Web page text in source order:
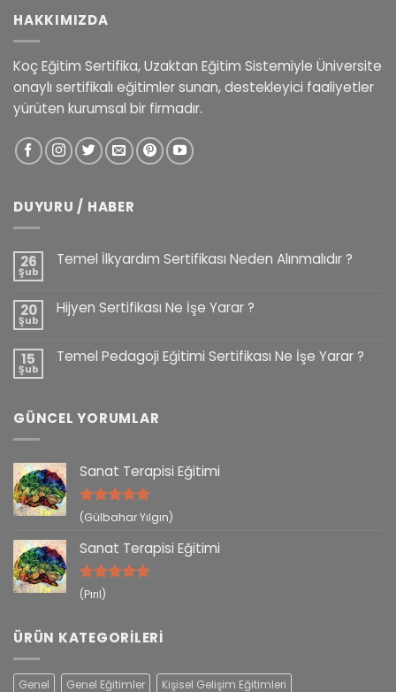
HAKKIMIZDA
Koç Eğitim Sertifika, Uzaktan Eğitim Sistemiyle Üniversite
onaylı sertifikalı eğitimler sunan, destekleyici faaliyetler
yürüten kurumsal bir firmadır.
DUYURU / HABER
26
Şub
Temel İlkyardım Sertifikası Neden Alınmalıdır ?
20
Şub
Hijyen Sertifikası Ne İşe Yarar ?
15
Şub
Temel Pedagoji Eğitimi Sertifikası Ne İşe Yarar ?
GÜNCEL YORUMLAR
Sanat Terapisi Eğitimi
5 üzerinden
(Gülbahar Yılgın)
Sanat Terapisi Eğitimi
5 üzerinden
(Pırıl)
ÜRÜN KATEGORILERI
Genel Genel Eğitimler Kişisel Gelişim Eğitimleri